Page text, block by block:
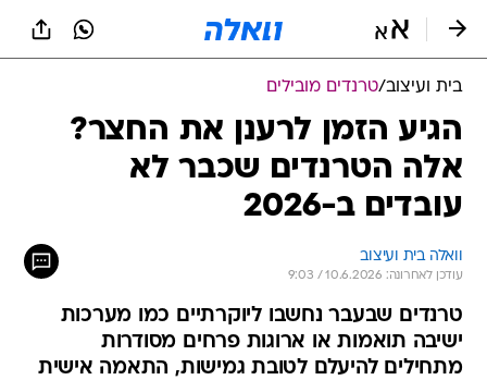
בית ועיצוב/טרנדים מובילים
הגיע הזמן לרענן את החצר?
אלה הטרנדים שכבר לא
עובדים ב-2026
וואלה בית ועיצוב
עודכן לאחרונה: 10.6.2026 / 9:03
טרנדים שבעבר נחשבו ליוקרתיים כמו מערכות
ישיבה תואמות או ארוגות פרחים מסודרות
מתחילים להיעלם לטובת גמישות, התאמה אישית